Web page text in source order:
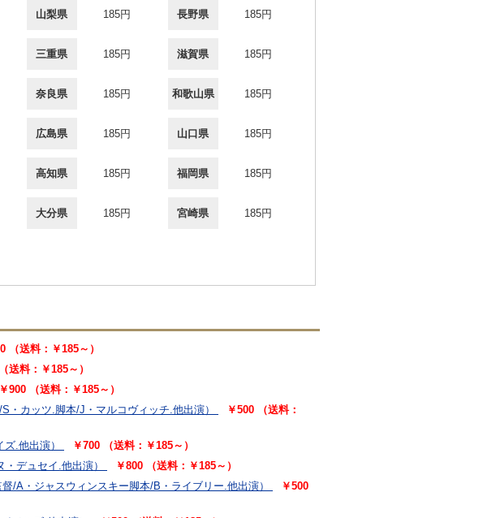
山梨県 185円 長野県 185円
三重県 185円 滋賀県 185円
奈良県 185円 和歌山県 185円
広島県 185円 山口県 185円
高知県 185円 福岡県 185円
大分県 185円 宮崎県 185円
（送料：￥185～）
送料：￥185～）
￥900 （送料：￥185～）
・カッツ.脚本/J・マルコヴィッチ.他出演）
￥500 （送料：
.他出演）
￥700 （送料：￥185～）
デュセイ.他出演）
￥800 （送料：￥185～）
督/A・ジャスウィンスキー脚本/B・ライブリー.他出演）
￥500